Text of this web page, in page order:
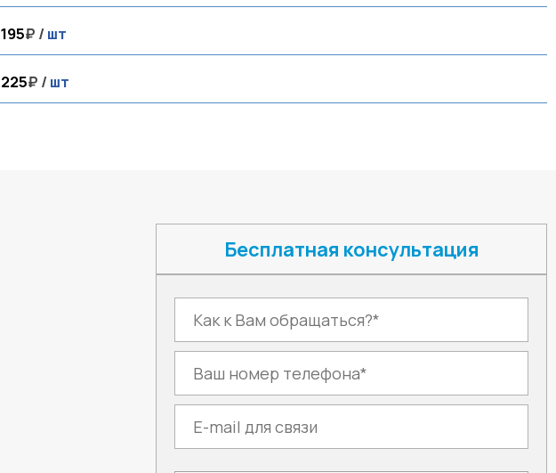
195₽ /шт
225₽ /шт
Бесплатная консультация